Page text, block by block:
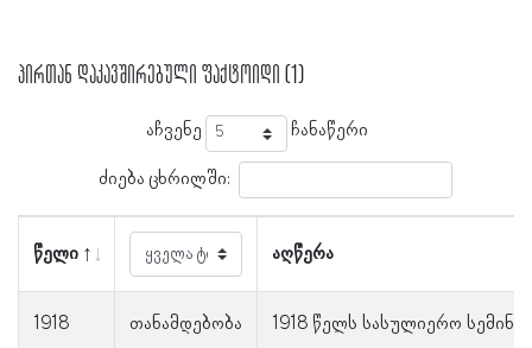
პირთან დაკავშირებული ფაქტოიდი (1)
აჩვენე ჩანაწერი
ძიება ცხრილში:
წელი აღწერა
1918 თანამდებობა 1918 წელს სასულიერო